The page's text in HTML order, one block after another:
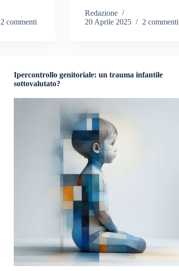
2 commenti
Redazione
20 Aprile 2025
2 commenti
Ipercontrollo genitoriale: un trauma infantile
sottovalutato?